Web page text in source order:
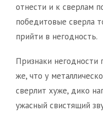
отнести и к сверлам
победитовые сверла
прийти в негодность.
Признаки негодности
же, что у
сверлит хуже, дико
ужасный свистящий